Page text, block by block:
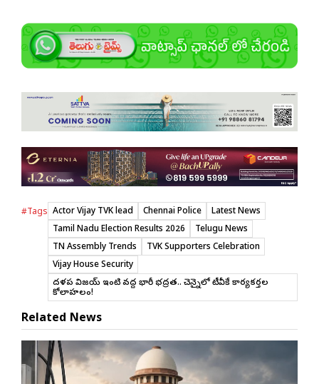
#Tags Actor Vijay TVK lead Chennai Police
Latest News
Tamil Nadu Election Results 2026
Telugu News
TN Assembly Trends
TVK Supporters Celebration
Vijay House Security
దళపతి విజయ్ ఇంటి వద్ద భారీ భద్రత.. చెన్నైలో టీవీకే కార్యకర్తల
కోలాహలం!
Related News